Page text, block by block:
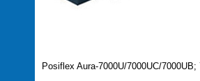
Posiflex Aura-7000U/7000UC/